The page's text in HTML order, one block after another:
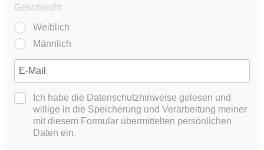
Geschlecht
Weiblich
Männlich
Ich habe die Datenschutzhinweise gelesen und
willige in die Speicherung und Verarbeitung meiner
mit diesem Formular übermittelten persönlichen
Daten ein.